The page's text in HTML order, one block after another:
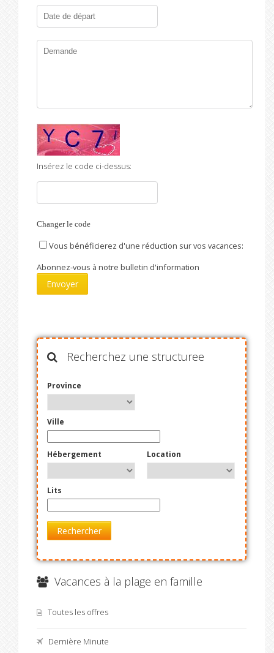
Insérez le code ci-dessus:
Changer le code
Vous bénéficierez d'une réduction sur vos vacances:
Abonnez-vous à notre bulletin d'information
Recherchez une structuree
Province
Ville
Hébergement Location
Lits
Rechercher
Vacances à la plage en famille
Toutes les offres
Dernière Minute